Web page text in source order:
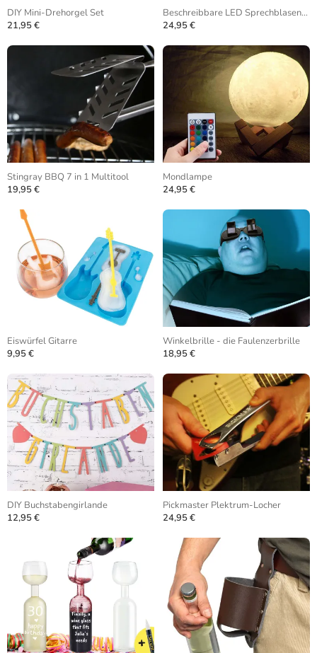
DIY Mini-Drehorgel Set
21,95 €
Beschreibbare LED Sprechblasenlampe
24,95 €
Stingray BBQ 7 in 1 Multitool
19,95 €
Mondlampe
24,95 €
Eiswürfel Gitarre
9,95 €
Winkelbrille - die Faulenzerbrille
18,95 €
DIY Buchstabengirlande
12,95 €
Pickmaster Plektrum-Locher
24,95 €